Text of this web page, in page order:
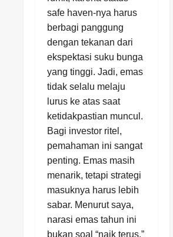
safe haven-nya harus
berbagi panggung
dengan tekanan dari
ekspektasi suku bunga
yang tinggi. Jadi, emas
tidak selalu melaju
lurus ke atas saat
ketidakpastian muncul.
Bagi investor ritel,
pemahaman ini sangat
penting. Emas masih
menarik, tetapi strategi
masuknya harus lebih
sabar. Menurut saya,
narasi emas tahun ini
bukan soal “naik terus,”